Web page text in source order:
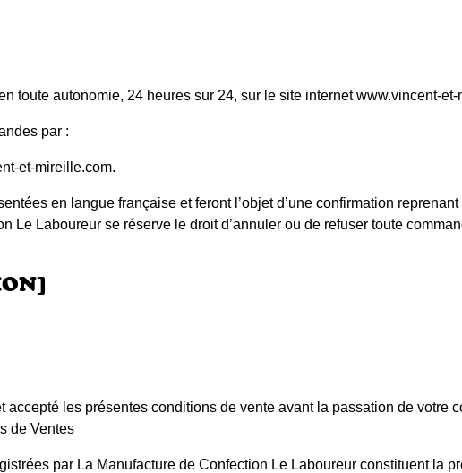
toute autonomie, 24 heures sur 24, sur le site internet www.vincent-
par :
et-mireille.com.
en langue française et feront l’objet d’une confirmation
Le Laboureur se réserve le droit d’annuler ou de refuser toute
les présentes conditions de vente avant la passation de votre
de Ventes
par La Manufacture de Confection Le Laboureur constituent la